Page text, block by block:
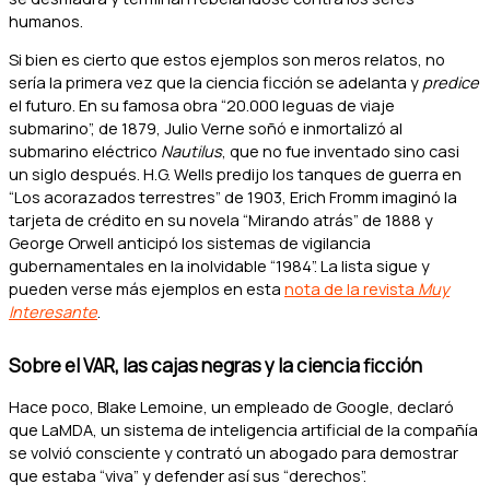
humanos.
Si bien es cierto que estos ejemplos son meros relatos, no
sería la primera vez que la ciencia ficción se adelanta y predice
el futuro. En su famosa obra “20.000 leguas de viaje
submarino”, de 1879, Julio Verne soñó e inmortalizó al
submarino eléctrico Nautilus, que no fue inventado sino casi
un siglo después. H.G. Wells predijo los tanques de guerra en
“Los acorazados terrestres” de 1903, Erich Fromm imaginó la
tarjeta de crédito en su novela “Mirando atrás” de 1888 y
George Orwell anticipó los sistemas de vigilancia
gubernamentales en la inolvidable “1984”. La lista sigue y
pueden verse más ejemplos en esta nota de la revista Muy
Interesante.
Sobre el VAR, las cajas negras y la ciencia ficción
Hace poco, Blake Lemoine, un empleado de Google, declaró
que LaMDA, un sistema de inteligencia artificial de la compañía
se volvió consciente y contrató un abogado para demostrar
que estaba “viva” y defender así sus “derechos”.